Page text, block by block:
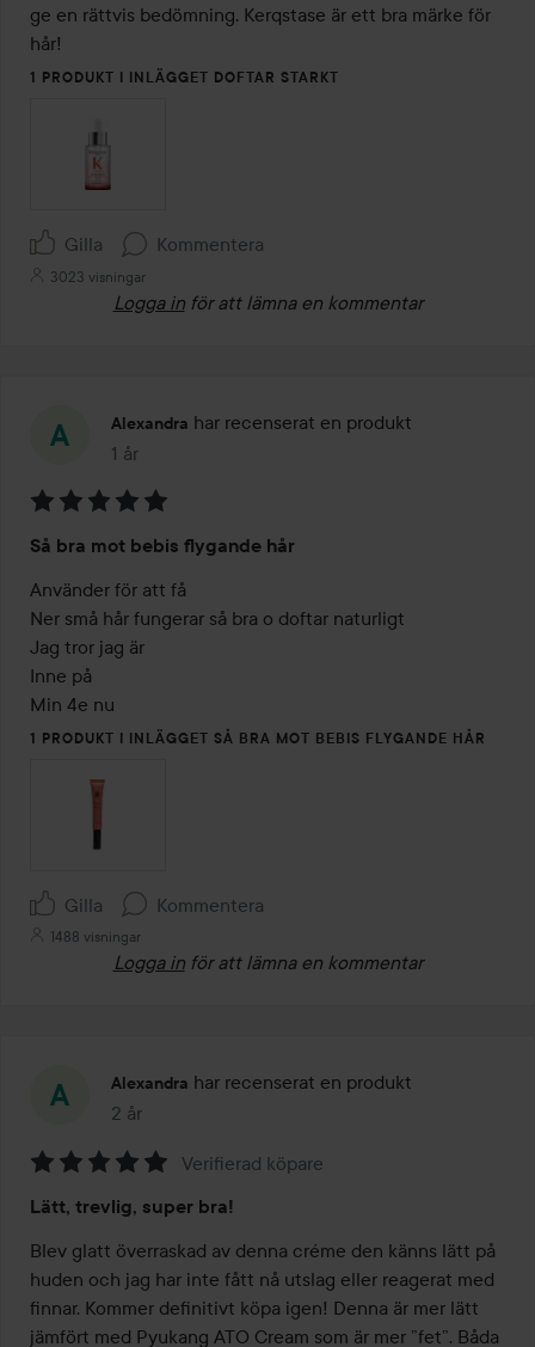
ge en rättvis bedömning. Kerqstase är ett bra märke för
hår!
1 PRODUKT I INLÄGGET DOFTAR STARKT
Gilla Kommentera
3023 visningar
Logga in för att lämna en kommentar
Alexandra har recenserat en produkt
1 år
Inlägget skapades 1 år
5
av
5
Så bra mot bebis flygande hår
Använder för att få
Ner små hår fungerar så bra o doftar naturligt
Jag tror jag är
Inne på
Min 4e nu
1 PRODUKT I INLÄGGET SÅ BRA MOT BEBIS FLYGANDE HÅR
Gilla Kommentera
1488 visningar
Logga in för att lämna en kommentar
Alexandra har recenserat en produkt
2 år
Inlägget skapades 2 år
5
av
5
Verifierad köpare
Lätt, trevlig, super bra!
Blev glatt överraskad av denna créme den känns lätt på
huden och jag har inte fått nå utslag eller reagerat med
finnar. Kommer definitivt köpa igen! Denna är mer lätt
jämfört med Pyukang ATO Cream som är mer ”fet”. Båda